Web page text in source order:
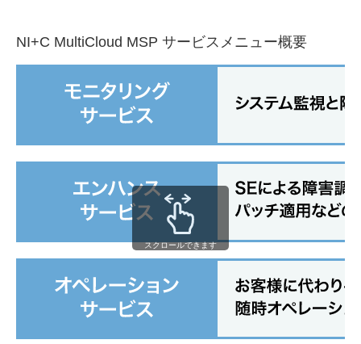
NI+C MultiCloud MSP サービスメニュー概要
スクロールできます